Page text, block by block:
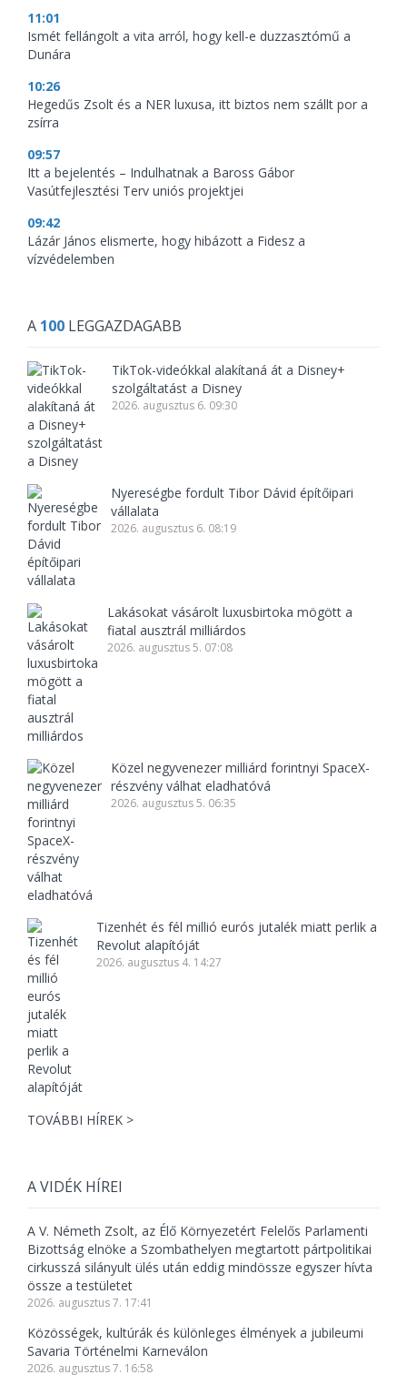
11:01
Ismét fellángolt a vita arról, hogy kell-e duzzasztómű a
Dunára
10:26
Hegedűs Zsolt és a NER luxusa, itt biztos nem szállt por a
zsírra
09:57
Itt a bejelentés – Indulhatnak a Baross Gábor
Vasútfejlesztési Terv uniós projektjei
09:42
Lázár János elismerte, hogy hibázott a Fidesz a
vízvédelemben
A 100 LEGGAZDAGABB
TikTok-videókkal alakítaná át a Disney+
szolgáltatást a Disney
2026. augusztus 6. 09:30
Nyereségbe fordult Tibor Dávid építőipari
vállalata
2026. augusztus 6. 08:19
Lakásokat vásárolt luxusbirtoka mögött a
fiatal ausztrál milliárdos
2026. augusztus 5. 07:08
Közel negyvenezer milliárd forintnyi SpaceX-
részvény válhat eladhatóvá
2026. augusztus 5. 06:35
Tizenhét és fél millió eurós jutalék miatt perlik a
Revolut alapítóját
2026. augusztus 4. 14:27
TOVÁBBI HÍREK >
A VIDÉK HÍREI
A V. Németh Zsolt, az Élő Környezetért Felelős Parlamenti
Bizottság elnöke a Szombathelyen megtartott pártpolitikai
cirkusszá silányult ülés után eddig mindössze egyszer hívta
össze a testületet
2026. augusztus 7. 17:41
Közösségek, kultúrák és különleges élmények a jubileumi
Savaria Történelmi Karneválon
2026. augusztus 7. 16:58